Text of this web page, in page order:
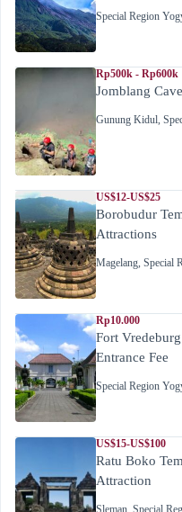
Special Region
Rp500k - Rp600k
Jomblang
Gunung Kidul,
US$12-US$25
Borobudur
Attractions
Magelang, Special
Rp10.000
Fort
Entrance Fee
Special Region
US$15-US$100
Ratu Boko
Attraction